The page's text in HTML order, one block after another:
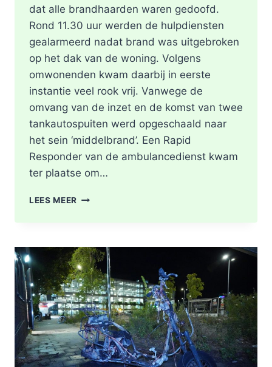
dat alle brandhaarden waren gedoofd.
Rond 11.30 uur werden de hulpdiensten
gealarmeerd nadat brand was uitgebroken
op het dak van de woning. Volgens
omwonenden kwam daarbij in eerste
instantie veel rook vrij. Vanwege de
omvang van de inzet en de komst van twee
tankautospuiten werd opgeschaald naar
het sein ‘middelbrand’. Een Rapid
Responder van de ambulancedienst kwam
ter plaatse om…
LEES MEER BRAND
WONING
TIJDENS
WERKZAAMHEDEN
AAN
LIEVEN
DE
KEYSTRAAT
IN
ROTTERDAM